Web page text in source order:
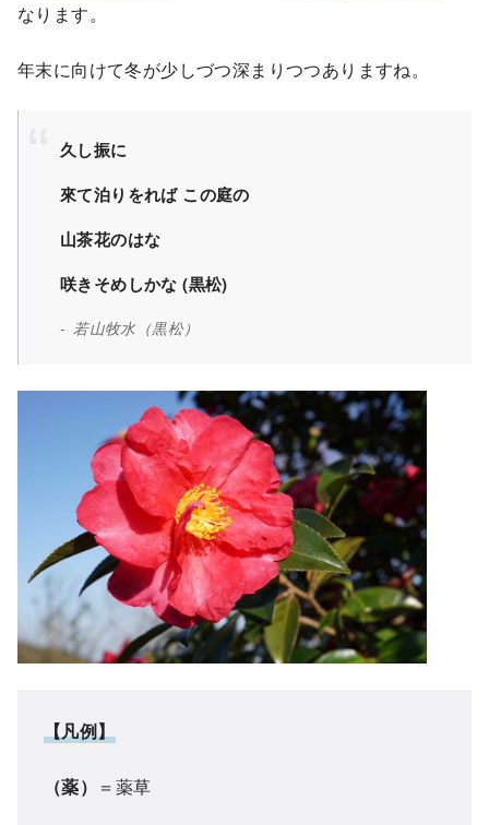
なります。
年末に向けて冬が少しづつ深まりつつありますね。
久し振に
來て泊りをれば この庭の
山茶花のはな
咲きそめしかな (黒松)
若山牧水（黒松）
【凡例】
（薬） ＝薬草